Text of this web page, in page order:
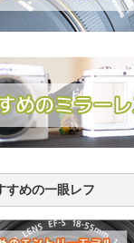
すめの一眼レフ